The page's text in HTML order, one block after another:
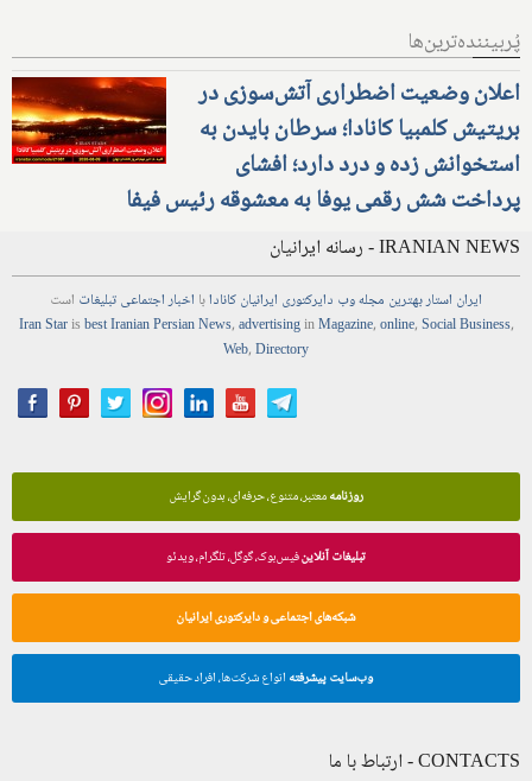
پُربیننده‌ترین‌ها
اعلان وضعیت اضطراری آتش‌سوزی در
بریتیش کلمبیا کانادا؛ سرطان بایدن به
استخوانش زده و درد دارد؛ افشای
پرداخت شش رقمی یوفا به معشوقه رئیس فیفا
IRANIAN NEWS - رسانه ایرانیان
ایران استاربهترین مجلهوب دایرکتوری ایرانیان کانادابا اخباراجتماعیتبلیغات است
Iran Starisbest Iranian PersianNews,advertisinginMagazine,online,Social Business,
Web,Directory
روزنامهمعتبر، متنوع، حرفه‌ای، بدون گرایش
تبلیغات آنلاینفیس‌بوک، گوگل، تلگرام، ویدئو
شبکه‌های اجتماعی و دایرکتوری ایرانیان
وب‌سایت پیشرفته انواع شرکت‌ها، افراد حقیقی
CONTACTS - ارتباط با ما